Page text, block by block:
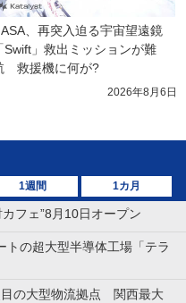
、再突入迫る宇宙望遠鏡
「Swift」救出ミッションが難
　救援機に何が?
2026年8月6日
1週間 1カ月
フェ”8月10日オープン
トの超大型半導体工場「テラ
目の大型物流拠点 関西最大